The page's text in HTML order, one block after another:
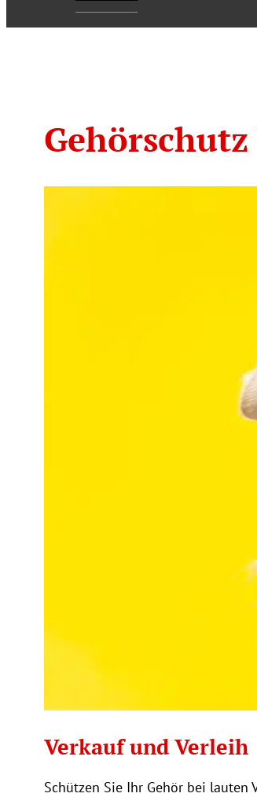
Verkauf und Verleih
Schützen Sie Ihr Gehör bei lauten